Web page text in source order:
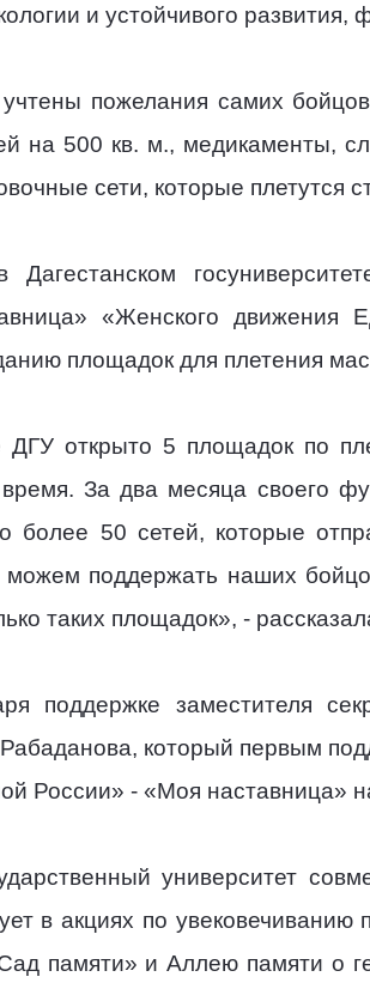
и устойчивого
пожелания самих
на 500 кв. м., медикаменты,
сети, которые плетутся
«Женского движения
площадок для плетения
открыто 5 площадок по
За два месяца своего
более 50 сетей, которые
поддержать наших
таких площадок», -
поддержке заместителя
который первым
России» - «Моя наставница»
университет
в акциях по увековечиванию
памяти» и Аллею памяти о